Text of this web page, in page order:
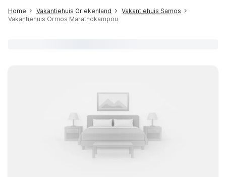
Home Vakantiehuis Griekenland
Vakantiehuis Samos
Vakantiehuis Ormos Marathokampou